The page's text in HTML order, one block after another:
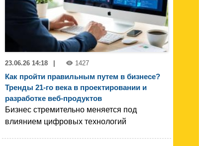
23.06.26 14:18 | 1427
Как пройти правильным путем в бизнесе?
Тренды 21-го века в проектировании и
разработке веб-продуктов
Бизнес стремительно меняется под
влиянием цифровых технологий